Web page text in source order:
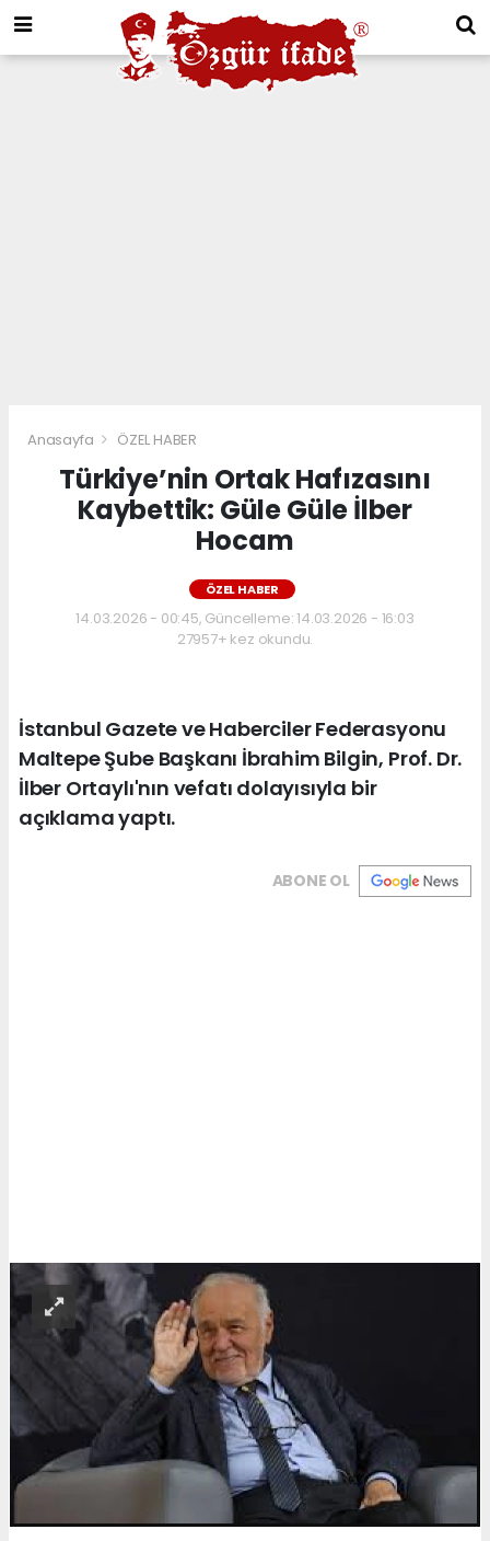
Anasayfa ÖZEL HABER
Türkiye’nin Ortak Hafızasını
Kaybettik: Güle Güle İlber
Hocam
ÖZEL HABER
14.03.2026 - 00:45, Güncelleme: 14.03.2026 - 16:03
27957+ kez okundu.
İstanbul Gazete ve Haberciler Federasyonu
Maltepe Şube Başkanı İbrahim Bilgin, Prof. Dr.
İlber Ortaylı'nın vefatı dolayısıyla bir
açıklama yaptı.
ABONE OL